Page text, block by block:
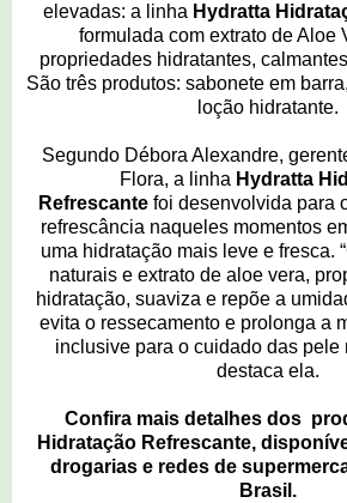
elevadas: a linha Hydratta
formulada com extrato de Aloe
propriedades hidratantes,
São três produtos: sabonete em
loção hidratante.
Segundo Débora Alexandre,
Flora, a linha Hydratta
Refrescante foi desenvolvida para
refrescância naqueles momentos
uma hidratação mais leve e fresca.
naturais e extrato de aloe vera,
hidratação, suaviza e repõe a
evita o ressecamento e prolonga a
inclusive para o cuidado das pele
destaca ela.
Confira mais detalhes dos
Hidratação Refrescante,
drogarias e redes de
Brasil.